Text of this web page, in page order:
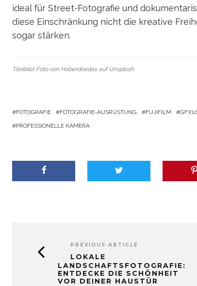
ideal für Street-Fotografie und
diese Einschränkung nicht die kreative
sogar stärken.
Titelbild: Foto von HaberdoedasaufUnsplash
FOTOGRAFIE FOTOGRAFIE-AUSRÜSTUNG FUJIFILM
PROFESSIONELLE KAMERA
PREVIOUS ARTICLE
LOKALE
LANDSCHAFTSFOTOGRAFIE:
ENTDECKE DIE SCHÖNHEIT
VOR DEINER HAUSTÜR